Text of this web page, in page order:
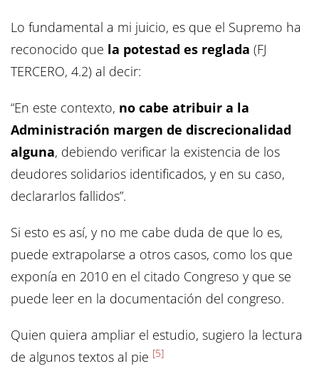
Lo fundamental a mi juicio, es que el Supremo ha
reconocido que la potestad es reglada (FJ
TERCERO, 4.2) al decir:
“En este contexto, no cabe atribuir a la
Administración margen de discrecionalidad
alguna, debiendo verificar la existencia de los
deudores solidarios identificados, y en su caso,
declararlos fallidos”.
Si esto es así, y no me cabe duda de que lo es,
puede extrapolarse a otros casos, como los que
exponía en 2010 en el citado Congreso y que se
puede leer en la documentación del congreso.
Quien quiera ampliar el estudio, sugiero la lectura
de algunos textos al pie [5]